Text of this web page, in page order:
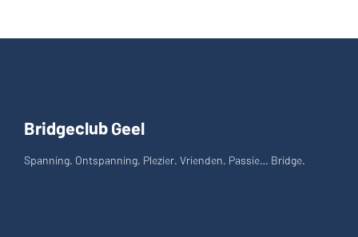
Bridgeclub Geel
Spanning. Ontspanning. Plezier. Vrienden. Passie… Bridge.